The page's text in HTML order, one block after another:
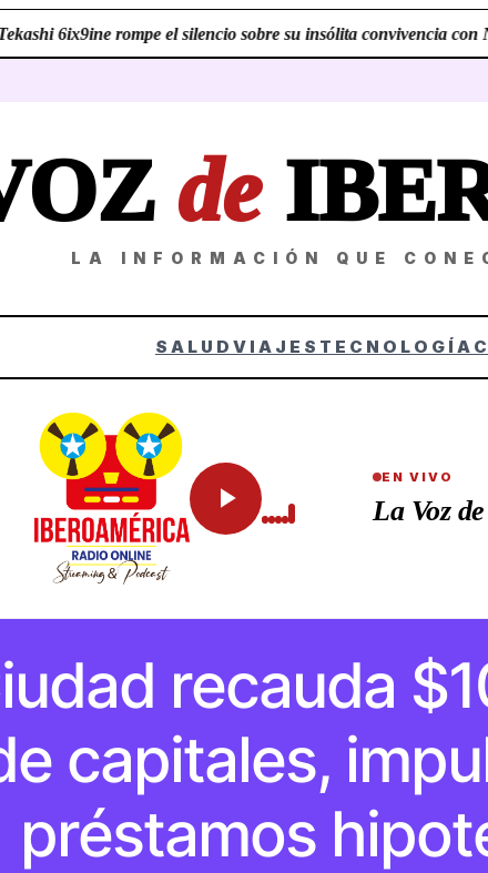
6ix9ine rompe el silencio sobre su insólita convivencia con
de
LA INFORMACIÓN QUE
SALUD VIAJES TECNOLOGÍA
EN VIVO
La Voz
recauda
capitales,
préstamos